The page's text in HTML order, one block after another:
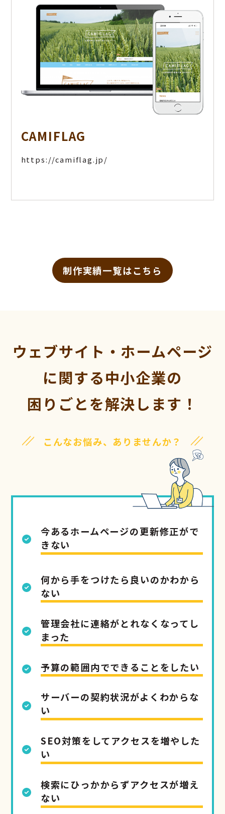
CAMIFLAG
https://camiflag.jp/
制作実績一覧はこちら
ウェブサイト・ホームページ
に関する中小企業の
困りごとを解決します！
こんなお悩み、ありませんか？
今あるホームページの更新修正がで
きない
何から手をつけたら良いのかわから
ない
管理会社に連絡がとれなくなってし
まった
予算の範囲内でできることをしたい
サーバーの契約状況がよくわからな
い
SEO対策をしてアクセスを増やした
い
検索にひっかからずアクセスが増え
ない